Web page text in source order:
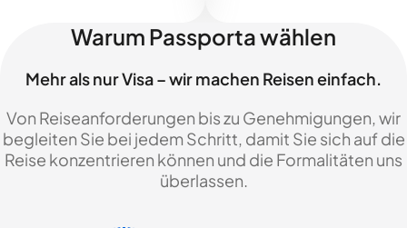
Warum Passporta wählen
Mehr als nur Visa – wir machen Reisen einfach.
Von Reiseanforderungen bis zu Genehmigungen, wir
begleiten Sie bei jedem Schritt, damit Sie sich auf die
Reise konzentrieren können und die Formalitäten uns
überlassen.